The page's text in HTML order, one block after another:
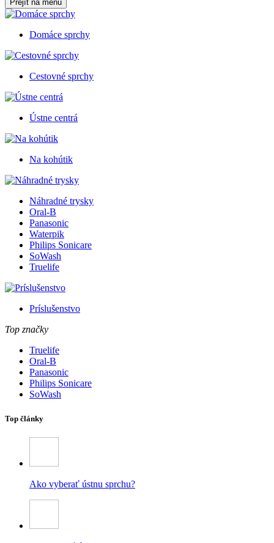
Přejít na menu
Domáce sprchy
Cestovné sprchy
Ústne centrá
Na kohútik
Náhradné trysky
Oral-B
Panasonic
Waterpik
Philips Sonicare
SoWash
Truelife
Príslušenstvo
Top značky
Truelife
Oral-B
Panasonic
Philips Sonicare
SoWash
Top články
Ako vyberať ústnu sprchu?